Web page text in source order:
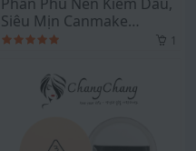
Siêu Mịn Canmake
Marshmallow Finish
Màu MB
1